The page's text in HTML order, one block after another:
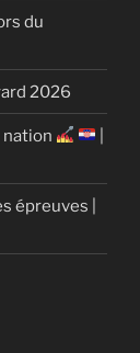
du
2026
épreuves |